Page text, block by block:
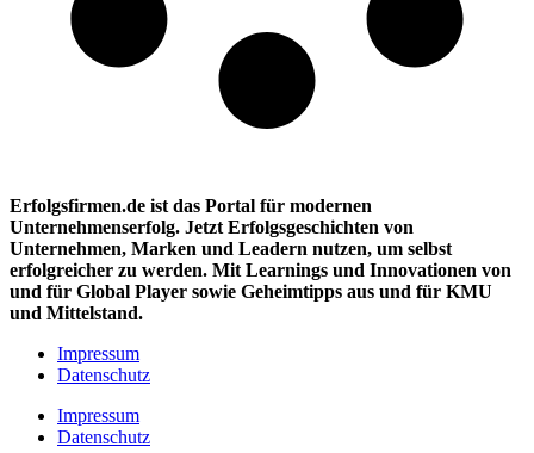
Erfolgsfirmen.de ist das Portal für modernen
Unternehmenserfolg. Jetzt Erfolgsgeschichten von
Unternehmen, Marken und Leadern nutzen, um selbst
erfolgreicher zu werden. Mit Learnings und Innovationen von
und für Global Player sowie Geheimtipps aus und für KMU
und Mittelstand.
Impressum
Datenschutz
Impressum
Datenschutz